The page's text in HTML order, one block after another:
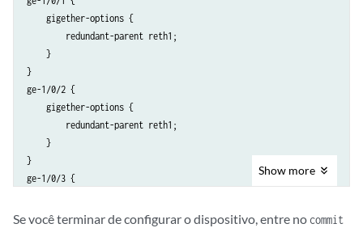
    gigether-options {
        redundant-parent reth1;
    }
}
ge-1/0/2 {
    gigether-options {
        redundant-parent reth1;
    }
}
ge-1/0/3 {
        redundant-parent reth1;
Show more
Se você terminar de configurar o dispositivo, entre no commit